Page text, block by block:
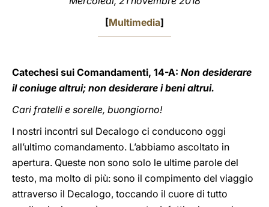
[Multimedia]
Catechesi sui Comandamenti, 14-A: Non desiderare
il coniuge altrui; non desiderare i beni altrui.
Cari fratelli e sorelle, buongiorno!
I nostri incontri sul Decalogo ci conducono oggi
all’ultimo comandamento. L’abbiamo ascoltato in
apertura. Queste non sono solo le ultime parole del
testo, ma molto di più: sono il compimento del viaggio
attraverso il Decalogo, toccando il cuore di tutto